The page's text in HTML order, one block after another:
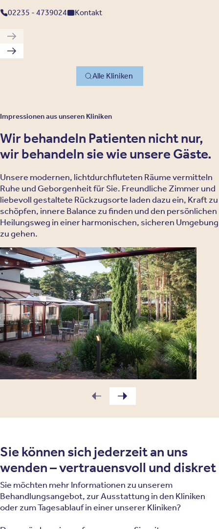
02235 - 4739024
Kontakt
Vorherige Klinik
Nächste Klinik
Alle Kliniken
Impressionen aus unseren Kliniken
Wir behandeln Patienten nicht nur,
wir behandeln sie wie unsere Gäste.
Unsere modernen, lichtdurchfluteten Räume vermitteln
Ruhe und Geborgenheit für Sie. Freundliche Zimmer und
liebevoll gestaltete Rückzugsorte laden dazu ein, Kraft zu
schöpfen, innere Balance zu finden und den persönlichen
Heilungsweg in einer harmonischen, sicheren Umgebung
zu gehen.
Sie können sich jederzeit an uns
wenden – vertrauensvoll und diskret
Sie möchten mehr Informationen zu unserem
Behandlungsangebot, zur Ausstattung in den Kliniken
oder zum Tagesablauf in einer unserer Kliniken?